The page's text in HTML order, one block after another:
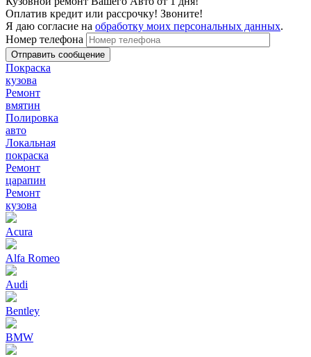
Оплатив кредит или рассрочку! Звоните!
Я даю согласие на обработку моих персональных данных.
Номер телефона
Покраска
кузова
Ремонт
вмятин
Полировка
авто
Локальная
покраска
Ремонт
царапин
Ремонт
кузова
Acura
Alfa Romeo
Audi
Bentley
BMW